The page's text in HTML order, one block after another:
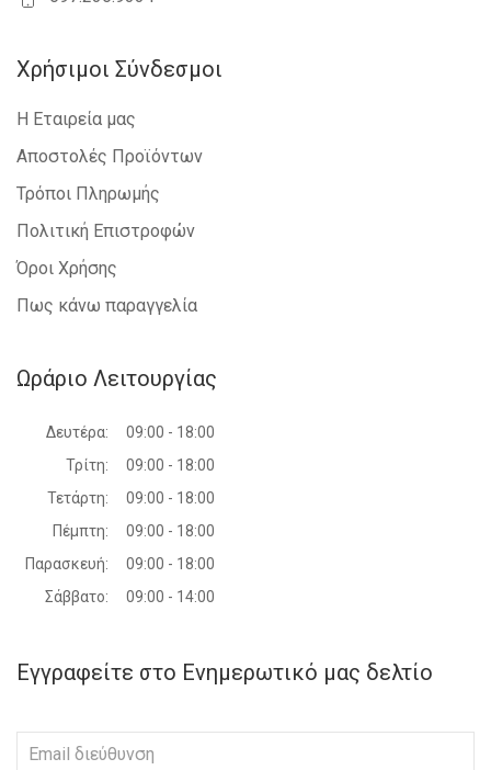
Χρήσιμοι Σύνδεσμοι
Η Εταιρεία μας
Αποστολές Προϊόντων
Τρόποι Πληρωμής
Πολιτική Επιστροφών
Όροι Χρήσης
Πως κάνω παραγγελία
Ωράριο Λειτουργίας
Δευτέρα:
09:00 - 18:00
Τρίτη:
09:00 - 18:00
Τετάρτη:
09:00 - 18:00
Πέμπτη:
09:00 - 18:00
Παρασκευή:
09:00 - 18:00
Σάββατο:
09:00 - 14:00
Εγγραφείτε στο Ενημερωτικό μας δελτίο